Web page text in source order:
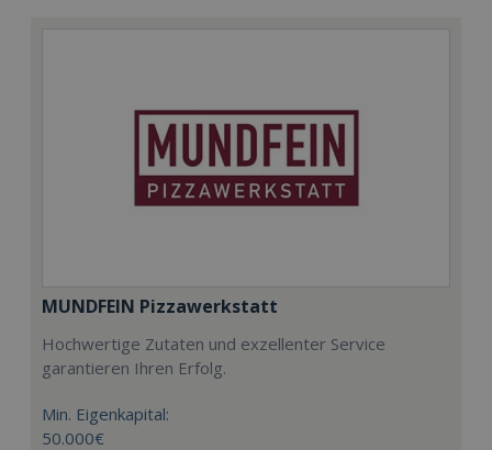
MUNDFEIN Pizzawerkstatt
Hochwertige Zutaten und exzellenter Service
garantieren Ihren Erfolg.
Min. Eigenkapital:
50.000€